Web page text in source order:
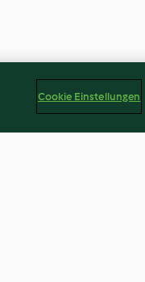
Cookie Einstellungen